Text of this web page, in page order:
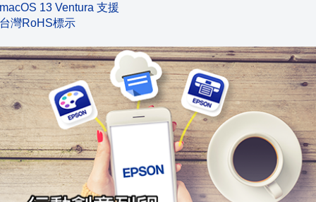
macOS 13 Ventura 支援
台灣RoHS標示